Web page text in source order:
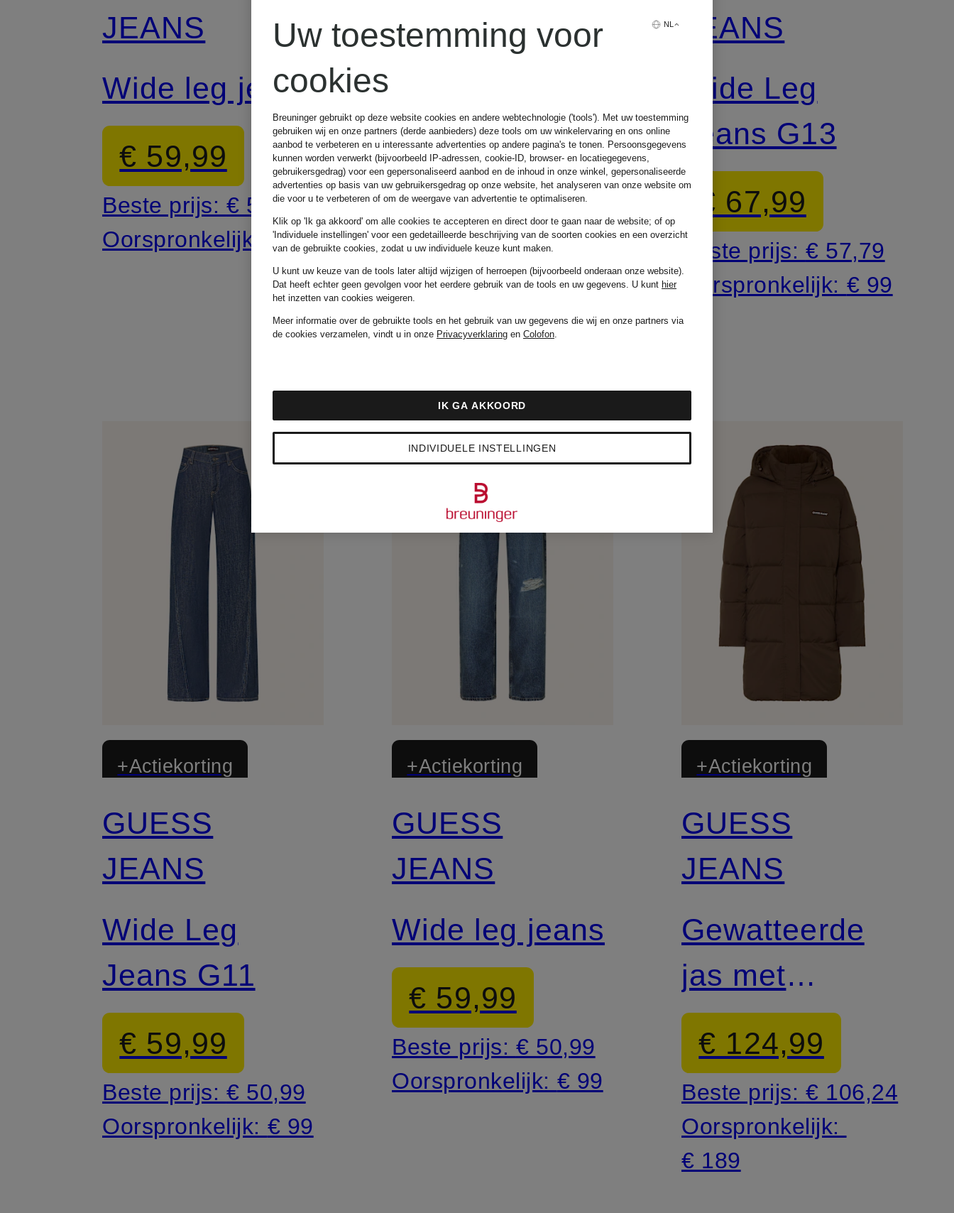
JEANS
Wide leg jeans
€ 59,99
Beste prijs: € 50,99
Oorspronkelijk:
€ 99
JEANS
G08
€ 49,99
Beste prijs:€ 42,49
Oorspronkelijk:€ 89
JEANS
Wide Leg
Jeans G13
€ 67,99
Beste prijs: € 57,79
Oorspronkelijk: € 99
+Actiekorting
GUESS
JEANS
Wide Leg
Jeans G11
€ 59,99
Beste prijs: € 50,99
Oorspronkelijk: € 99
+Actiekorting
GUESS
JEANS
Wide leg jeans
€ 59,99
Beste prijs: € 50,99
Oorspronkelijk: € 99
+Actiekorting
GUESS
JEANS
Gewatteerde
jas met
afneembare
capuchon
€ 124,99
Beste prijs: € 106,24
Oorspronkelijk:
€ 189
NL
Uw toestemming voor
cookies
Breuninger gebruikt op deze website cookies en andere webtechnologie ('tools'). Met uw toestemming
gebruiken wij en onze partners (derde aanbieders) deze tools om uw winkelervaring en ons online
aanbod te verbeteren en u interessante advertenties op andere pagina's te tonen. Persoonsgegevens
kunnen worden verwerkt (bijvoorbeeld IP-adressen, cookie-ID, browser- en locatiegegevens,
gebruikersgedrag) voor een gepersonaliseerd aanbod en de inhoud in onze winkel, gepersonaliseerde
advertenties op basis van uw gebruikersgedrag op onze website, het analyseren van onze website om
die voor u te verbeteren of om de weergave van advertentie te optimaliseren.
Klik op 'Ik ga akkoord' om alle cookies te accepteren en direct door te gaan naar de website; of op
'Individuele instellingen' voor een gedetailleerde beschrijving van de soorten cookies en een overzicht
van de gebruikte cookies, zodat u uw individuele keuze kunt maken.
U kunt uw keuze van de tools later altijd wijzigen of herroepen (bijvoorbeeld onderaan onze website).
Dat heeft echter geen gevolgen voor het eerdere gebruik van de tools en uw gegevens. U kunt hier
het inzetten van cookies weigeren.
Meer informatie over de gebruikte tools en het gebruik van uw gegevens die wij en onze partners via
de cookies verzamelen, vindt u in onze Privacyverklaring en Colofon.
INDIVIDUELE INSTELLINGEN
IK GA AKKOORD